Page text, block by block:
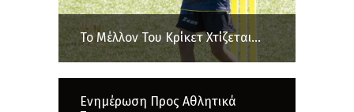
Το Μέλλον Του Κρίκετ Χτίζεται...
Ενημέρωση Προς Αθλητικά